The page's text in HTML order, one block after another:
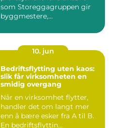
som Storeggagruppen gir
byggmestere,
10. jun
Bedriftsflytting uten kaos:
slik får virksomheten en
smidig overgang
Når en virksomhet flytter,
handler det om langt mer
enn å bære esker fra A til B.
En bedriftsflyttin...